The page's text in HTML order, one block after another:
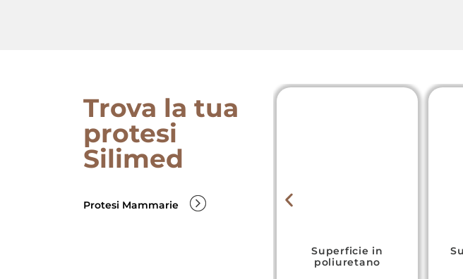
Trova la tua
protesi
Silimed
Protesi Mammarie
Superficie in
poliuretano